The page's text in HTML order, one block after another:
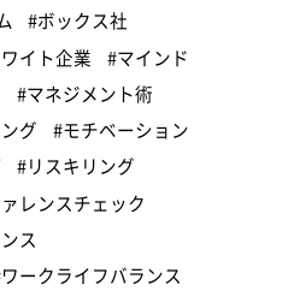
#ボックス社
イト企業
#マインド
#マネジメント術
グ
#モチベーション
#リスキリング
レンスチェック
ス
ークライフバランス